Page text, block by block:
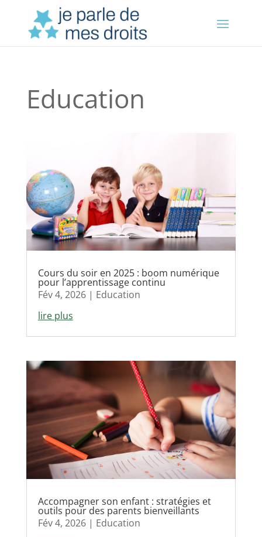
Education
Cours du soir en 2025 : boom numérique
pour l’apprentissage continu
Fév 4, 2026| Education
lire plus
Accompagner son enfant : stratégies et
outils pour des parents bienveillants
Fév 4, 2026| Education